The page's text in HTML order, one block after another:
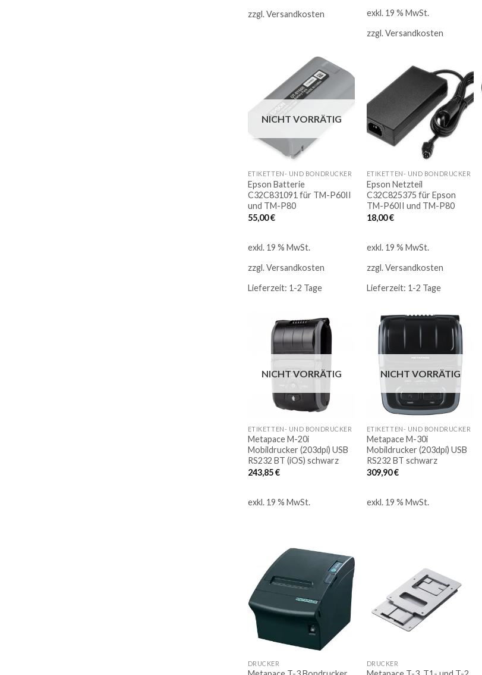
zzgl.Versandkosten
147,90 €.
exkl. 19 % MwSt.
zzgl.Versandkosten
Auf
Merkliste
NICHT VORRÄTIG
ETIKETTEN- UND BONDRUCKER
Epson Batterie
C32C831091 für TM-P60II
und TM-P80
55,00€
exkl. 19 % MwSt.
zzgl.Versandkosten
Lieferzeit: 1-2 Tage
Auf
die
Merkliste
ETIKETTEN- UND BONDRUCKER
Epson Netzteil
C32C825375 für Epson
TM-P60II und TM-P80
18,00€
exkl. 19 % MwSt.
zzgl.Versandkosten
Lieferzeit: 1-2 Tage
Merkliste
NICHT VORRÄTIG
ETIKETTEN- UND BONDRUCKER
Metapace M-20i
Mobildrucker (203dpi) USB
RS232 BT (iOS) schwarz
243,85€
exkl. 19 % MwSt.
Auf
Merkliste
NICHT VORRÄTIG
ETIKETTEN- UND BONDRUCKER
Metapace M-30i
Mobildrucker (203dpi) USB
RS232 BT schwarz
309,90€
exkl. 19 % MwSt.
Merkliste
DRUCKER
Auf
die
Merkliste
DRUCKER